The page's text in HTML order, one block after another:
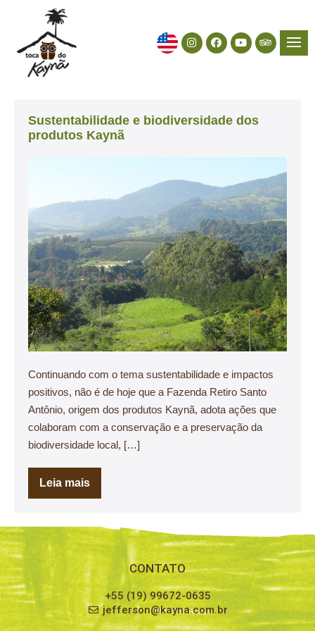
Sustentabilidade e biodiversidade dos
produtos Kaynã
Continuando com o tema sustentabilidade e impactos
positivos, não é de hoje que a Fazenda Retiro Santo
Antônio, origem dos produtos Kaynã, adota ações que
colaboram com a conservação e a preservação da
biodiversidade local, […]
Leia mais
CONTATO
+55 (19) 99672-0635
jefferson@kayna.com.br